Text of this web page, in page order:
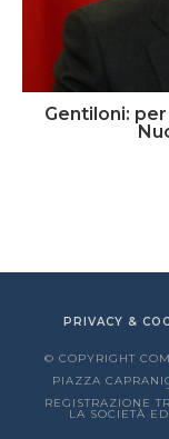
Gentiloni:
PRIVACY &
© COPYRIGHT
PIAZZA
REGISTRAZIONE
LA SOCIETÀ